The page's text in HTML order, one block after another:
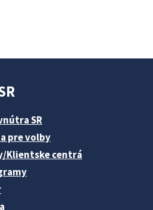
SR
pre volby
Klientske centrá